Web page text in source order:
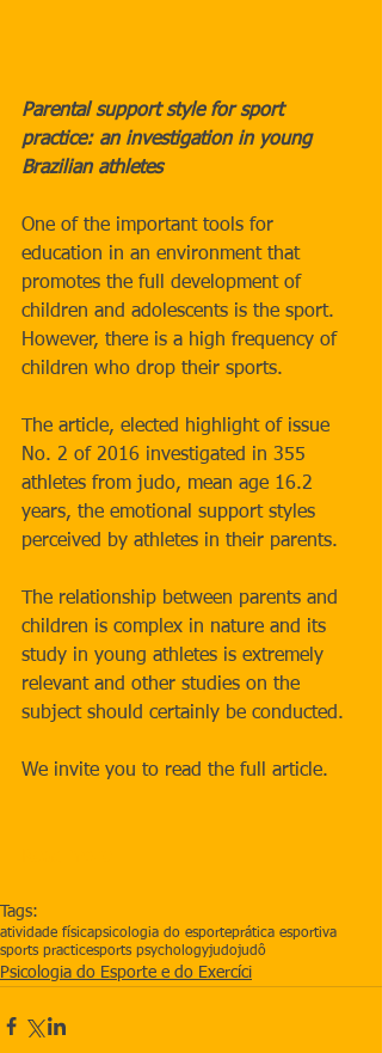
Parental support style for sport
practice: an investigation in young
Brazilian athletes
One of the important tools for
education in an environment that
promotes the full development of
children and adolescents is the sport.
However, there is a high frequency of
children who drop their sports.
The article, elected highlight of issue
No. 2 of 2016 investigated in 355
athletes from judo, mean age 16.2
years, the emotional support styles
perceived by athletes in their parents.
The relationship between parents and
children is complex in nature and its
study in young athletes is extremely
relevant and other studies on the
subject should certainly be conducted.
We invite you to read the full article.
Tags:
atividade físicapsicologia do esporteprática esportiva
sports practicesports psychologyjudojudô
Psicologia do Esporte e do Exercíci